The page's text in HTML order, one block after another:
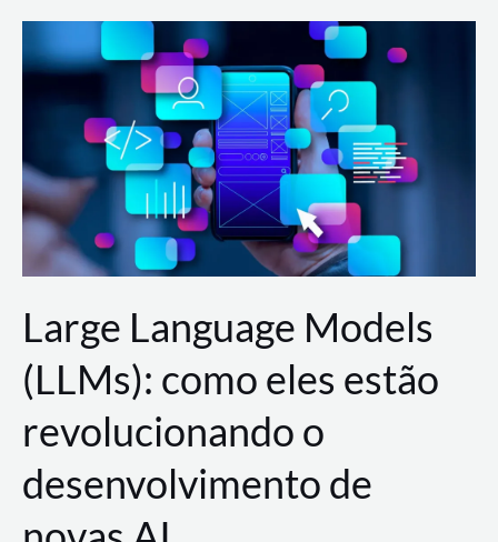
de
a
AWS?
Large Language Models
(LLMs): como eles estão
revolucionando o
desenvolvimento de